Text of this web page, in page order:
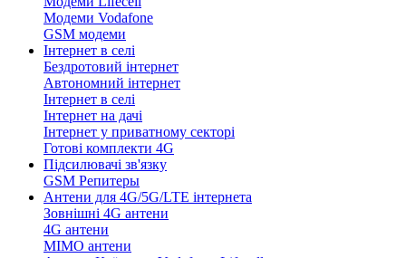
Модеми Vodafone
GSM модеми
Інтернет в селі
Бездротовий інтернет
Автономний інтернет
Інтернет в селі
Інтернет на дачі
Інтернет у приватному секторі
Готові комплекти 4G
Підсилювачі зв'язку
GSM Репитеры
Антени для 4G/5G/LTE інтернета
Зовнішні 4G антени
4G антени
MIMO антени